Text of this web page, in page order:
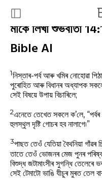
মাৰ্কে লিখা
Bible AI
1নিস্তাৰ-পৰ্ব আৰু খমিৰ নোহোৱা
পুৰোহিত আৰু বিধানৰ অধ্যাপক
সেই বিষয়ে উপায় বিচাৰিলে;
2এনেতে তেখেত সকলে ক’লে,
হুলস্থুল দৃষ্টি গোচৰ হব নালাগে৷”
3পাছত তেওঁ যেতিয়া বৈথনিয়া
তাতে তেওঁ ভোজনৰ মেজ পুনৰ
বিশুদ্ধ জটামাংসীৰ সুগন্ধি তেলেৰে
সেই টেমাটো ভাঙি যীচুৰ মুৰত তেল